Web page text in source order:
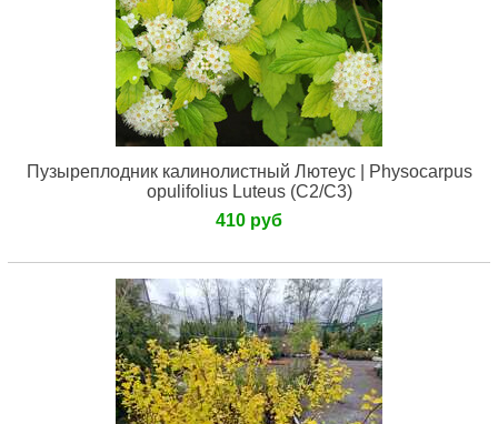
Пузыреплодник калинолистный Лютеус | Physocarpus
opulifolius Luteus (С2/С3)
410 руб